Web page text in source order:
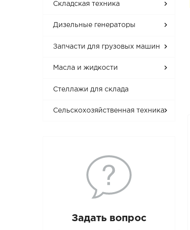
Складская техника
Дизельные генераторы
Запчасти для грузовых машин
Масла и жидкости
Стеллажи для склада
Сельскохозяйственная техника
Задать вопрос